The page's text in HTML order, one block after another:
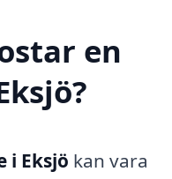
en
i Eksjö kan vara